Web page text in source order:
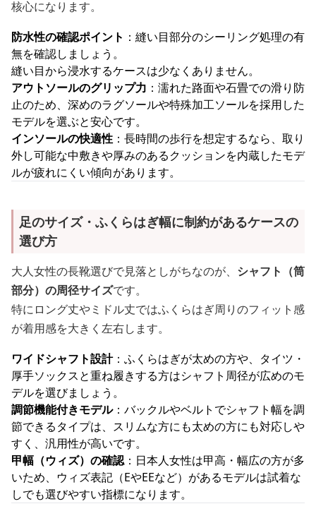
核心になります。
防水性の確認ポイント ：縫い目部分のシーリング処理の有
無を確認しましょう。
縫い目から浸水するケースは少なくありません。
アウトソールのグリップ力 ：濡れた路面や石畳での滑り防
止のため、深めのラグソールや特殊加工ソールを採用した
モデルを選ぶと安心です。
インソールの快適性 ：長時間の歩行を想定するなら、取り
外し可能な中敷きや厚みのあるクッションを内蔵したモデ
ルが疲れにくい傾向があります。
足のサイズ・ふくらはぎ幅に制約があるケースの
選び方
大人女性の長靴選びで見落としがちなのが、 シャフト（筒
部分）の周径サイズです。
特にロング丈やミドル丈ではふくらはぎ周りのフィット感
が着用感を大きく左右します。
ワイドシャフト設計：ふくらはぎが太めの方や、タイツ・
厚手ソックスと重ね履きする方はシャフト周径が広めのモ
デルを選びましょう。
調節機能付きモデル：バックルやベルトでシャフト幅を調
節できるタイプは、スリムな方にも太めの方にも対応しや
すく、汎用性が高いです。
甲幅（ウィズ）の確認：日本人女性は甲高・幅広の方が多
いため、ウィズ表記（EやEEなど）があるモデルは試着な
しでも選びやすい指標になります。